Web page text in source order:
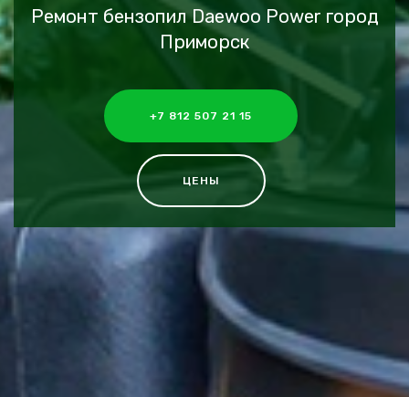
Ремонт бензопил Daewoo Power город
Приморск
+7 812 507 21 15
ЦЕНЫ